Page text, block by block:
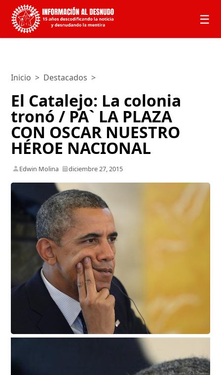
☰
Inicio > Destacados >
El Catalejo: La colonia
tronó / PA` LA PLAZA
CON OSCAR NUESTRO
HÉROE NACIONAL
Edwin Molina diciembre 27, 2015